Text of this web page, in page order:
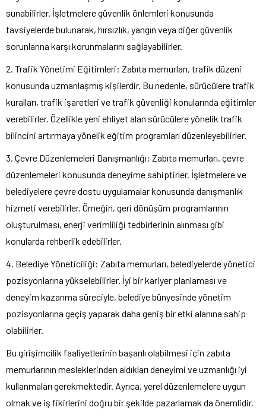
sunabilirler. İşletmelere güvenlik önlemleri konusunda
tavsiyelerde bulunarak, hırsızlık, yangın veya diğer güvenlik
sorunlarına karşı korunmalarını sağlayabilirler.
2. Trafik Yönetimi Eğitimleri: Zabıta memurları, trafik düzeni
konusunda uzmanlaşmış kişilerdir. Bu nedenle, sürücülere trafik
kuralları, trafik işaretleri ve trafik güvenliği konularında eğitimler
verebilirler. Özellikle yeni ehliyet alan sürücülere yönelik trafik
bilincini artırmaya yönelik eğitim programları düzenleyebilirler.
3. Çevre Düzenlemeleri Danışmanlığı: Zabıta memurları, çevre
düzenlemeleri konusunda deneyime sahiptirler. İşletmelere ve
belediyelere çevre dostu uygulamalar konusunda danışmanlık
hizmeti verebilirler. Örneğin, geri dönüşüm programlarının
oluşturulması, enerji verimliliği tedbirlerinin alınması gibi
konularda rehberlik edebilirler.
4. Belediye Yöneticiliği: Zabıta memurları, belediyelerde yönetici
pozisyonlarına yükselebilirler. İyi bir kariyer planlaması ve
deneyim kazanma süreciyle, belediye bünyesinde yönetim
pozisyonlarına geçiş yaparak daha geniş bir etki alanına sahip
olabilirler.
Bu girişimcilik faaliyetlerinin başarılı olabilmesi için zabıta
memurlarının mesleklerinden aldıkları deneyimi ve uzmanlığı iyi
kullanmaları gerekmektedir. Ayrıca, yerel düzenlemelere uygun
olmak ve iş fikirlerini doğru bir şekilde pazarlamak da önemlidir.